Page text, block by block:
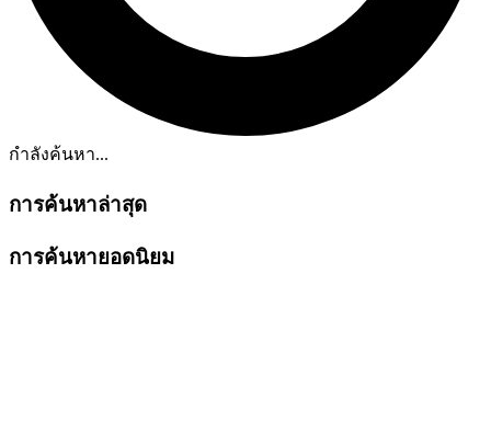
กำลังค้นหา...
การค้นหาล่าสุด
การค้นหายอดนิยม